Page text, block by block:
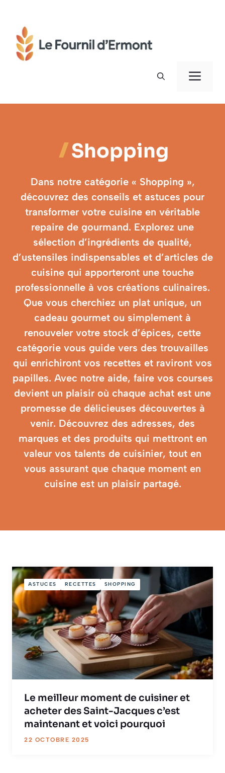
contenu
Shopping
Dans notre catégorie « Shopping »,
découvrez des conseils et astuces pour
transformer votre cuisine en véritable
repaire de gourmand. Explorez une
sélection d’ingrédients de qualité,
d’ustensiles indispensables et d’articles de
cuisine qui apporteront une touche
professionnelle à vos créations culinaires.
Que vous cherchiez un plat unique, un
cadeau gourmet ou simplement à
renouveler votre stock d’épices, cette
catégorie vous guide vers des trouvailles
qui enrichiront vos recettes et raviront vos
papilles. Avec notre aide, faire vos courses
devient un plaisir où chaque achat est une
promesse de délicieuses découvertes à
venir. Découvrez des adresses, des
marques et des produits qui mettront en
valeur vos talents de cuisinier, tout en
vous assurant que chaque moment en
cuisine est un plaisir partagé.
ASTUCES RECETTES SHOPPING
Le meilleur moment de cuisiner et
acheter des Saint-Jacques c’est
maintenant et voici pourquoi
22 OCTOBRE 2025